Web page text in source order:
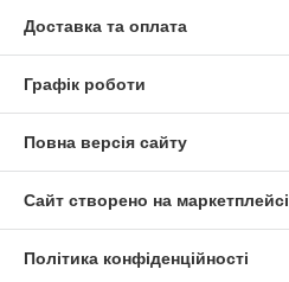
Доставка та оплата
Графік роботи
Повна версія сайту
Сайт створено на маркетплейсі
Політика конфіденційності